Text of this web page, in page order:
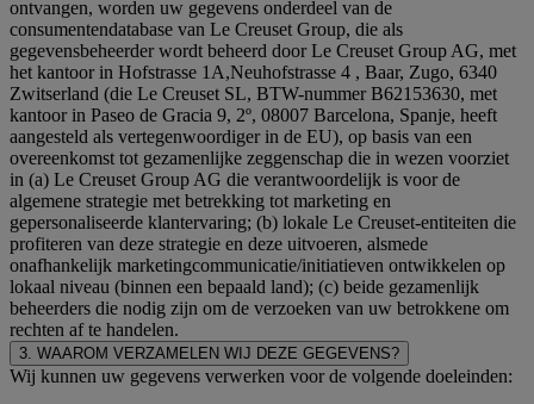
ontvangen, worden uw gegevens onderdeel van de
consumentendatabase van Le Creuset Group, die als
gegevensbeheerder wordt beheerd door Le Creuset Group AG, met
het kantoor in Hofstrasse 1A,Neuhofstrasse 4 , Baar, Zugo, 6340
Zwitserland (die Le Creuset SL, BTW-nummer B62153630, met
kantoor in Paseo de Gracia 9, 2º, 08007 Barcelona, Spanje, heeft
aangesteld als vertegenwoordiger in de EU), op basis van een
overeenkomst tot gezamenlijke zeggenschap die in wezen voorziet
in (a) Le Creuset Group AG die verantwoordelijk is voor de
algemene strategie met betrekking tot marketing en
gepersonaliseerde klantervaring; (b) lokale Le Creuset-entiteiten die
profiteren van deze strategie en deze uitvoeren, alsmede
onafhankelijk marketingcommunicatie/initiatieven ontwikkelen op
lokaal niveau (binnen een bepaald land); (c) beide gezamenlijk
beheerders die nodig zijn om de verzoeken van uw betrokkene om
rechten af te handelen.
3. WAAROM VERZAMELEN WIJ DEZE GEGEVENS?
Wij kunnen uw gegevens verwerken voor de volgende doeleinden: